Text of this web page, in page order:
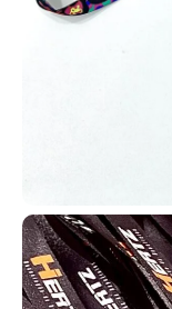
Carteirinha de
incluir.
Contamos com